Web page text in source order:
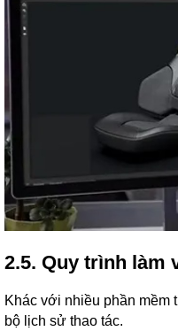
2.5. Quy trình làm
Khác với nhiều phần mềm
bộ lịch sử thao tác.